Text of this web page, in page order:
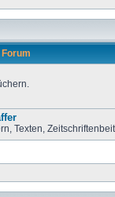
Forum
Texten,